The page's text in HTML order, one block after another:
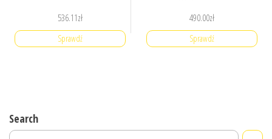
536.11zł
Sprawdź
490.00zł
Sprawdź
Search